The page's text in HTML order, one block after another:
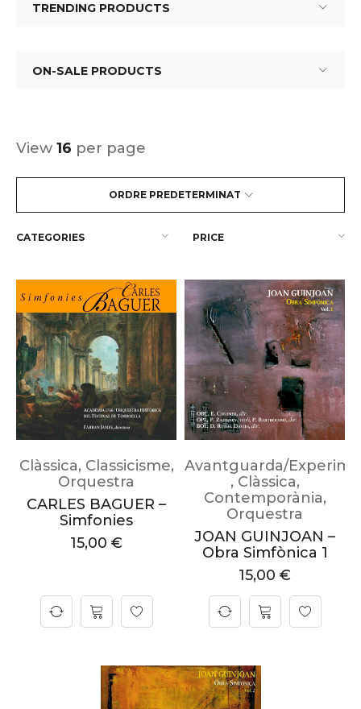
TRENDING PRODUCTS
ON-SALE PRODUCTS
ORDRE PREDETERMINAT
View 16 per page
CATEGORIES PRICE
Clàssica, Classicisme,
Orquestra
CARLES BAGUER –
Simfonies
15,00 €
Avantguarda/
, Clàssica,
Contemporània,
Orquestra
JOAN GUINJOAN –
Obra Simfònica 1
15,00 €